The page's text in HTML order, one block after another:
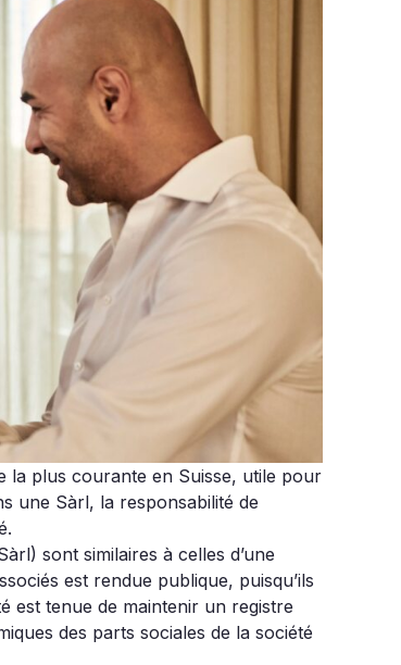
la plus courante en Suisse, utile pour
une Sàrl, la responsabilité de
sont similaires à celles d’une
est rendue publique, puisqu’ils
est tenue de maintenir un registre
des parts sociales de la société